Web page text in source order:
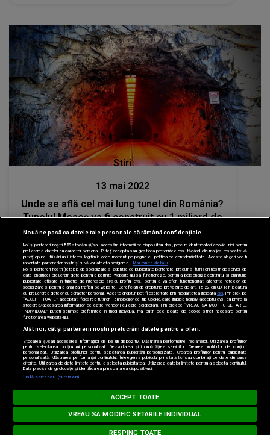
Stiri
13 mai 2022
Unde se află cel mai lung tunel din România?
Tunelul Meseș va fi construit cu 1 miliard de
lei
Stiri
11 mai 2022
Loading...
BARĂ LA BARĂ
FAITHLESS - Insomnia
Nouă ne pasă ca datele tale personale să rămână confidențiale
Noi și partenerii noștri589stocăm și/sau accesăm informații pe dispozitivul dvs., precum identificatorii cookie unici pentru
prelucrarea datelor cu caracter personal. Puteți accepta sau gestiona preferințele dvs. făcând clic mai jos, respectiv vă
puteți opune utilizării unui interes legitim în orice moment pe pagina cu politica de confidențialitate. Aceste alegeri vor fi
raportate partenerilor noștri și nu vă vor afecta navigarea.
Mai multe detalii
Noi si partenerii nostri (retelele de socializare si agentiile de publicitate partenere, precum si furnizorii nostri de servicii de
date analitice) prelucram date pentru a permite website-ului sa functioneze, pentru a personaliza continutul si anunturile
publicitare afisate in functie de interesele si/sau profilul dvs., pentru a va oferi functionalitati aferente retelelor de
socializare si pentru a analiza traficul pe website. Beneficiati de drepturile prevazute de art. 15-22 din GDPR in legatura
cu prelucrarea datelor cu caracter personal. Aceste drepturi pot fi exercitate prin modalitatea indicataaici . Prin click pe
“ACCEPT TOATE”, acceptati folosirea tuturor Tehnologiilor de tip Cookie, care implica inclusiv acceptul dvs. cu privire la
stocarea/accesarea informatiilor de catre Vendor-ii cu care colaboram. Prin click pe “VREAU SA MODIFIC SETARILE
INDIVIDUAL” puteti schimba preferintele in mod individual, mai putin cele legate de cookie strict necesare pentru
functionarea website-ului.
Atât noi, cât și partenerii noștri prelucrăm datele pentru a oferi:
Stocarea și/sau accesarea informațiilor de pe un dispozitiv. Măsurarea performanței reclamelor. Utilizarea profilurilor
pentru selectarea conținutului personalizat. Dezvoltarea și îmbunătățirea serviciilor. Crearea profilurilor de conținut
personalizat. Utilizarea profilurilor pentru selectarea publicității personalizate. Crearea profilurilor pentru publicitate
personalizată. Măsurarea performanței conținutului. Înțelegerea publicului prin statistici sau combinații de date din surse
diferite. Utilizarea de date limitate pentru a selecta publicitatea. Utilizarea datelor limitate pentru a selecta conținutul.
Date precise de geolocație și identificarea prin scanarea dispozitivului.
Listă parteneri (furnizori)
ACCEPT TOATE
RESPING TOATE
VREAU SA MODIFIC SETARILE INDIVIDUAL